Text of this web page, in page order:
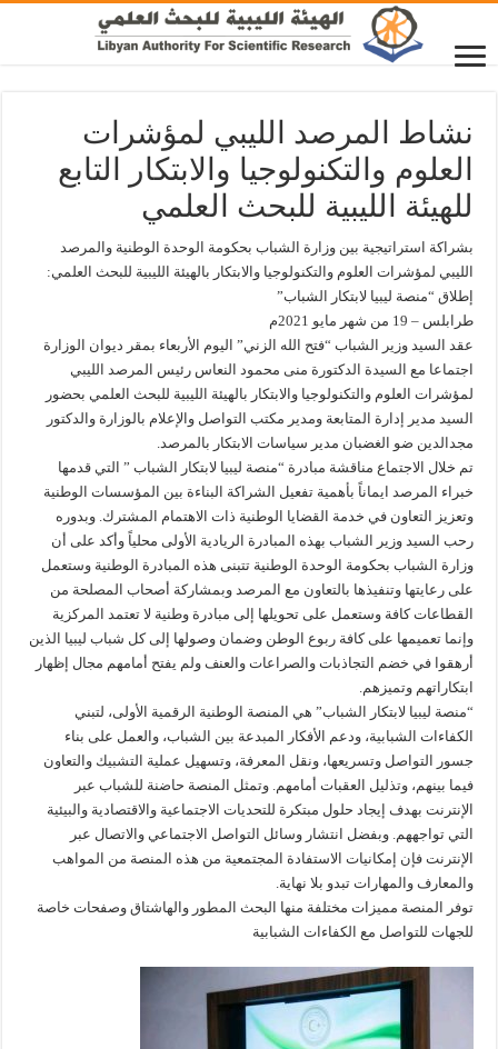
نشاط المرصد الليبي لمؤشرات
العلوم والتكنولوجيا والابتكار التابع
للهيئة الليبية للبحث العلمي
بشراكة استراتيجية بين وزارة الشباب بحكومة الوحدة الوطنية والمرصد
الليبي لمؤشرات العلوم والتكنولوجيا والابتكار بالهيئة الليبية للبحث العلمي:
إطلاق “منصة ليبيا لابتكار الشباب”
طرابلس – 19 من شهر مايو 2021م
عقد السيد وزير الشباب “فتح الله الزني” اليوم الأربعاء بمقر ديوان الوزارة
اجتماعا مع السيدة الدكتورة منى محمود النعاس رئيس المرصد الليبي
لمؤشرات العلوم والتكنولوجيا والابتكار بالهيئة الليبية للبحث العلمي بحضور
السيد مدير إدارة المتابعة ومدير مكتب التواصل والإعلام بالوزارة والدكتور
مجدالدين ضو الغضبان مدير سياسات الابتكار بالمرصد.
تم خلال الاجتماع مناقشة مبادرة “منصة ليبيا لابتكار الشباب ” التي قدمها
خبراء المرصد ايماناً بأهمية تفعيل الشراكة البناءة بين المؤسسات الوطنية
وتعزيز التعاون في خدمة القضايا الوطنية ذات الاهتمام المشترك. وبدوره
رحب السيد وزير الشباب بهذه المبادرة الريادية الأولى محلياً وأكد على أن
وزارة الشباب بحكومة الوحدة الوطنية تتبنى هذه المبادرة الوطنية وستعمل
على رعايتها وتنفيذها بالتعاون مع المرصد وبمشاركة أصحاب المصلحة من
القطاعات كافة وستعمل على تحويلها إلى مبادرة وطنية لا تعتمد المركزية
وإنما تعميمها على كافة ربوع الوطن وضمان وصولها إلى كل شباب ليبيا الذين
أرهقوا في خضم التجاذبات والصراعات والعنف ولم يفتح أمامهم مجال إظهار
ابتكاراتهم وتميزهم.
“منصة ليبيا لابتكار الشباب” هي المنصة الوطنية الرقمية الأولى، لتبني
الكفاءات الشبابية، ودعم الأفكار المبدعة بين الشباب، والعمل على بناء
جسور التواصل وتسريعها، ونقل المعرفة، وتسهيل عملية التشبيك والتعاون
فيما بينهم، وتذليل العقبات أمامهم. وتمثل المنصة حاضنة للشباب عبر
الإنترنت بهدف إيجاد حلول مبتكرة للتحديات الاجتماعية والاقتصادية والبيئية
التي تواجههم. وبفضل انتشار وسائل التواصل الاجتماعي والاتصال عبر
الإنترنت فإن إمكانيات الاستفادة المجتمعية من هذه المنصة من المواهب
والمعارف والمهارات تبدو بلا نهاية.
توفر المنصة مميزات مختلفة منها البحث المطور والهاشتاق وصفحات خاصة
للجهات للتواصل مع الكفاءات الشبابية